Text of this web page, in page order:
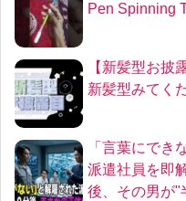
Pen Spinning
【新髪型お披
新髪型みてく
「言葉にでき
派遣社員を即
後、その男が